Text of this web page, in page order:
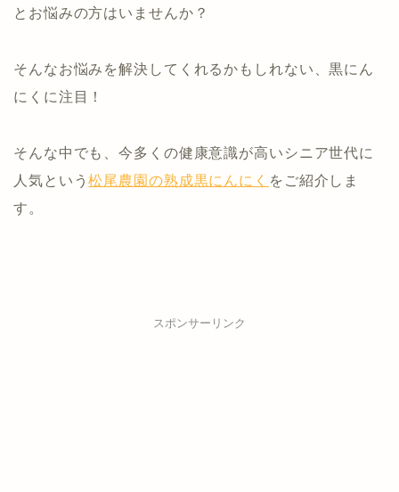
とお悩みの方はいませんか？
そんなお悩みを解決してくれるかもしれない、黒にん
にくに注目！
そんな中でも、今多くの健康意識が高いシニア世代に
人気という松尾農園の熟成黒にんにく をご紹介しま
す。
スポンサーリンク